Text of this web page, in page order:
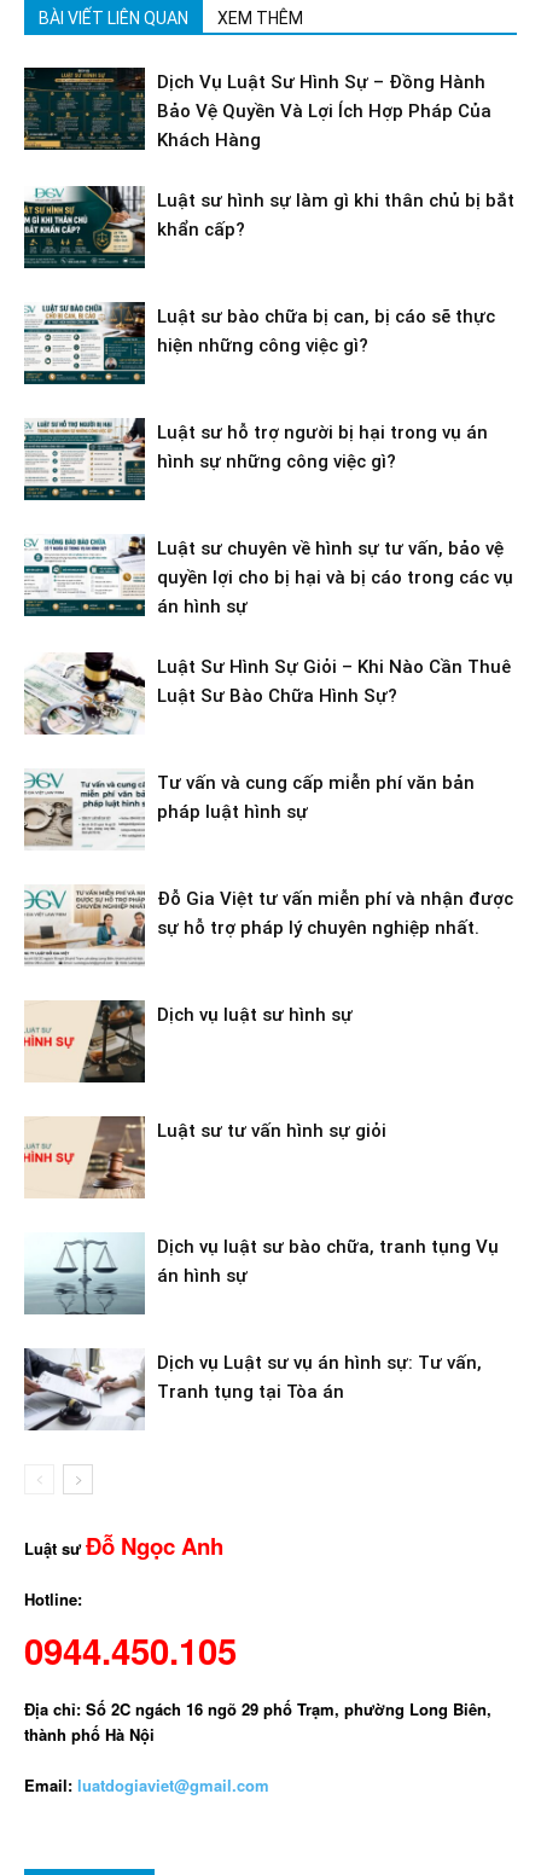
BÀI VIẾT LIÊN QUAN XEM THÊM
Dịch Vụ Luật Sư Hình Sự – Đồng Hành
Bảo Vệ Quyền Và Lợi Ích Hợp Pháp Của
Khách Hàng
Luật sư hình sự làm gì khi thân chủ bị bắt
khẩn cấp?
Luật sư bào chữa bị can, bị cáo sẽ thực
hiện những công việc gì?
Luật sư hỗ trợ người bị hại trong vụ án
hình sự những công việc gì?
Luật sư chuyên về hình sự tư vấn, bảo vệ
quyền lợi cho bị hại và bị cáo trong các vụ
án hình sự
Luật Sư Hình Sự Giỏi – Khi Nào Cần Thuê
Luật Sư Bào Chữa Hình Sự?
Tư vấn và cung cấp miễn phí văn bản
pháp luật hình sự
Đỗ Gia Việt tư vấn miễn phí và nhận được
sự hỗ trợ pháp lý chuyên nghiệp nhất.
Dịch vụ luật sư hình sự
Luật sư tư vấn hình sự giỏi
Dịch vụ luật sư bào chữa, tranh tụng Vụ
án hình sự
Dịch vụ Luật sư vụ án hình sự: Tư vấn,
Tranh tụng tại Tòa án
Luật sưĐỗ Ngọc Anh
Hotline:
0944.450.105
Địa chỉ: Số 2C ngách 16 ngõ 29 phố Trạm, phường Long Biên,
thành phố Hà Nội
Email: luatdogiaviet@gmail.com